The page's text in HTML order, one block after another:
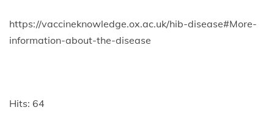
https://vaccineknowledge.ox.ac.uk/hib-disease#More-
information-about-the-disease
Hits: 64